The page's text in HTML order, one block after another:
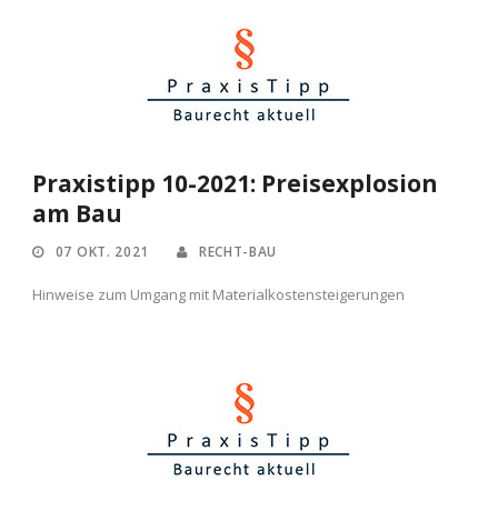
Praxistipp 10-2021: Preisexplosion
am Bau
07 OKT. 2021 RECHT-BAU
Hinweise zum Umgang mit Materialkostensteigerungen